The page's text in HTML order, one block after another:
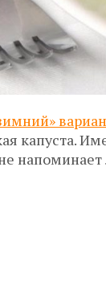
капуста.